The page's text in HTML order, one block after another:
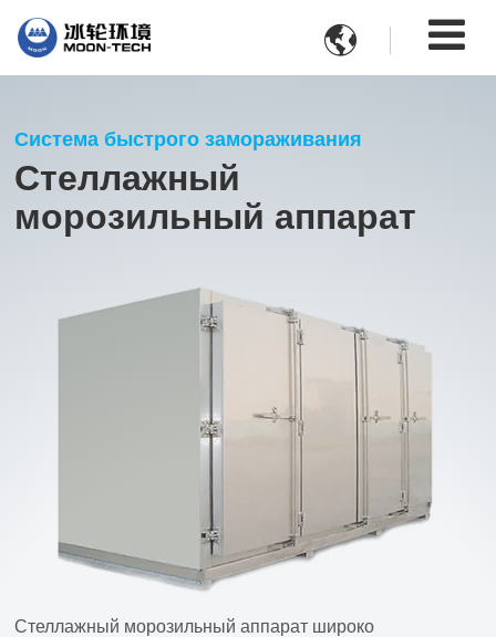

Система быстрого замораживания
Стеллажный
морозильный аппарат
Стеллажный морозильный аппарат широко